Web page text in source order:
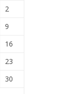
2
9
16
23
30